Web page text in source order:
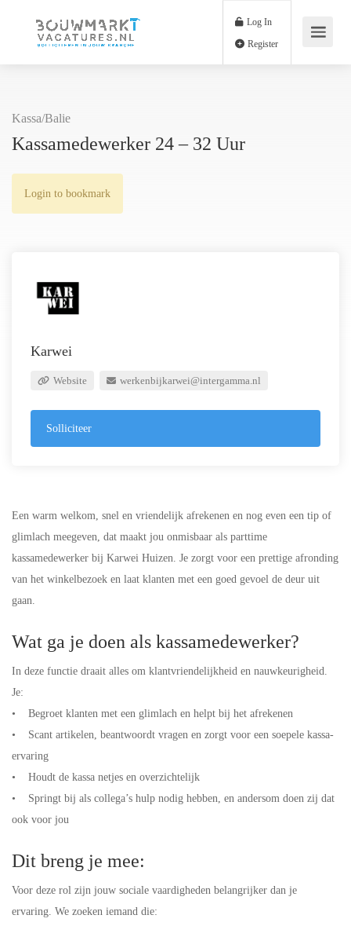
Log In
Kassa/Balie
Kassamedewerker 24 – 32 Uur
Login to bookmark
Karwei
Website werkenbijkarwei@intergamma.nl
Solliciteer
Een warm welkom, snel en vriendelijk afrekenen en nog even een tip of
glimlach meegeven, dat maakt jou onmisbaar als parttime
kassamedewerker bij Karwei Huizen. Je zorgt voor een prettige afronding
van het winkelbezoek en laat klanten met een goed gevoel de deur uit
gaan.
Wat ga je doen als kassamedewerker?
In deze functie draait alles om klantvriendelijkheid en nauwkeurigheid.
Je:
• Begroet klanten met een glimlach en helpt bij het afrekenen
• Scant artikelen, beantwoordt vragen en zorgt voor een soepele kassa-
ervaring
• Houdt de kassa netjes en overzichtelijk
• Springt bij als collega’s hulp nodig hebben, en andersom doen zij dat
ook voor jou
Dit breng je mee:
Voor deze rol zijn jouw sociale vaardigheden belangrijker dan je
ervaring. We zoeken iemand die: